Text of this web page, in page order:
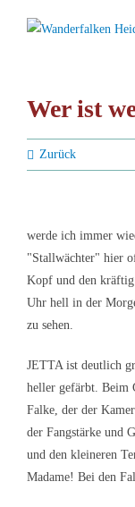
Inhalt
Wer ist
Zurück
werde ich immer
"Stallwächter" hier
Kopf und den kräftig
Uhr hell in der
zu sehen.
JETTA ist deutlich
heller gefärbt. Beim
Falke, der der
der Fangstärke und
und den kleineren
Madame! Bei den